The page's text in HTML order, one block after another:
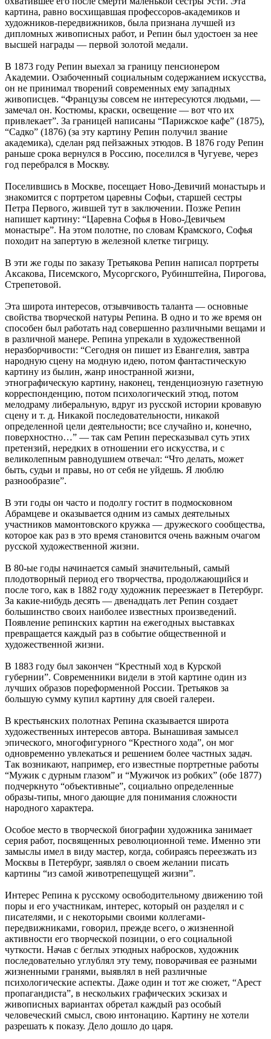
картина, равно восхищавшая профессоров-академиков и
художников-передвижников, была признана лучшей из
дипломных живописных работ, и Репин был удостоен за нее
высшей награды — первой золотой медали.
В 1873 году Репин выехал за границу пенсионером
Академии. Озабоченный социальным содержанием искусства,
он не принимал творений современных ему западных
живописцев. “Французы совсем не интересуются людьми, —
замечал он. Костюмы, краски, освещение — вот что их
привлекает”. За границей написаны “Парижское кафе” (1875),
“Садко” (1876) (за эту картину Репин получил звание
академика), сделан ряд пейзажных этюдов. В 1876 году Репин
раньше срока вернулся в Россию, поселился в Чугуеве, через
год перебрался в Москву.
Поселившись в Москве, посещает Ново-Девичий монастырь и
знакомится с портретом царевны Софьи, старшей сестры
Петра Первого, жившей тут в заключении. Позже Репин
напишет картину: “Царевна Софья в Ново-Девичьем
монастыре”. На этом полотне, по словам Крамского, Софья
походит на запертую в железной клетке тигрицу.
В эти же годы по заказу Третьякова Репин написал портреты
Аксакова, Писемского, Мусоргского, Рубинштейна, Пирогова,
Стрепетовой.
Эта широта интересов, отзывчивость таланта — основные
свойства творческой натуры Репина. В одно и то же время он
способен был работать над совершенно различными вещами и
в различной манере. Репина упрекали в художественной
неразборчивости: “Сегодня он пишет из Евангелия, завтра
народную сцену на модную идею, потом фантастическую
картину из былин, жанр иностранной жизни,
этнографическую картину, наконец, тенденциозную газетную
корреспонденцию, потом психологический этюд, потом
мелодраму либеральную, вдруг из русской истории кровавую
сцену и т. д. Никакой последовательности, никакой
определенной цели деятельности; все случайно и, конечно,
поверхностно…” — так сам Репин пересказывал суть этих
претензий, нередких в отношении его искусства, и с
великолепным равнодушием отвечал: “Что делать, может
быть, судьи и правы, но от себя не уйдешь. Я люблю
разнообразие”.
В эти годы он часто и подолгу гостит в подмосковном
Абрамцеве и оказывается одним из самых деятельных
участников мамонтовского кружка — дружеского сообщества,
которое как раз в это время становится очень важным очагом
русской художественной жизни.
В 80-ые годы начинается самый значительный, самый
плодотворный период его творчества, продолжающийся и
после того, как в 1882 году художник переезжает в Петербург.
За какие-нибудь десять — двенадцать лет Репин создает
большинство своих наиболее известных произведений.
Появление репинских картин на ежегодных выставках
превращается каждый раз в событие общественной и
художественной жизни.
В 1883 году был закончен “Крестный ход в Курской
губернии”. Современники видели в этой картине один из
лучших образов пореформенной России. Третьяков за
большую сумму купил картину для своей галереи.
В крестьянских полотнах Репина сказывается широта
художественных интересов автора. Вынашивая замысел
эпического, многофигурного “Крестного хода”, он мог
одновременно увлекаться и решением более частных задач.
Так возникают, например, его известные портретные работы
“Мужик с дурным глазом” и “Мужичок из робких” (обе 1877)
подчеркнуто “объективные”, социально определенные
образы-типы, много дающие для понимания сложности
народного характера.
Особое место в творческой биографии художника занимает
серия работ, посвященных революционной теме. Именно эти
замыслы имел в виду мастер, когда, собираясь переезжать из
Москвы в Петербург, заявлял о своем желании писать
картины “из самой животрепещущей жизни”.
Интерес Репина к русскому освободительному движению той
поры и его участникам, интерес, который он разделял и с
писателями, и с некоторыми своими коллегами-
передвижниками, говорил, прежде всего, о жизненной
активности его творческой позиции, о его социальной
чуткости. Начав с беглых этюдных набросков, художник
последовательно углублял эту тему, поворачивая ее разными
жизненными гранями, выявлял в ней различные
психологические аспекты. Даже один и тот же сюжет, “Арест
пропагандиста”, в нескольких графических эскизах и
живописных вариантах обретал каждый раз особый
человеческий смысл, свою интонацию. Картину не хотели
разрешать к показу. Дело дошло до царя.